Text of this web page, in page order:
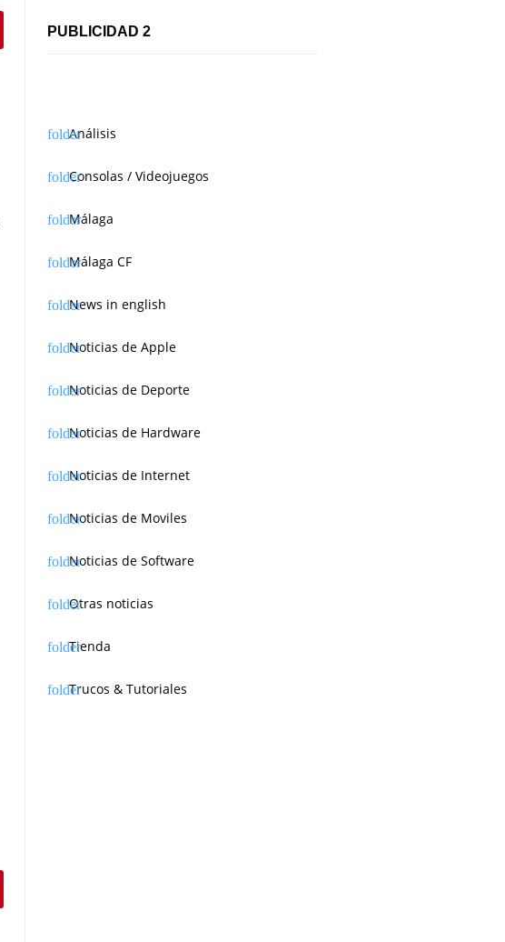
PUBLICIDAD 2
Análisis
Consolas / Videojuegos
Málaga
Málaga CF
News in english
Noticias de Apple
Noticias de Deporte
Noticias de Hardware
Noticias de Internet
Noticias de Moviles
Noticias de Software
Otras noticias
Tienda
Trucos & Tutoriales